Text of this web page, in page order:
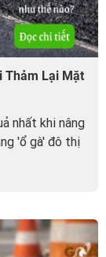
Thảm Lại Mặt
nhất khi nâng
'ổ gà' đô thị